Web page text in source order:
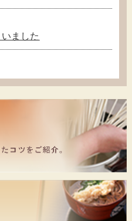
ました
庫切れです
ました